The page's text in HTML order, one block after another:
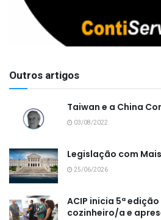
Outros artigos
Taiwan e a China
03/08/2022
Legislação com
25/06/2026
ACIP inicia 5ª
cozinheiro/a e